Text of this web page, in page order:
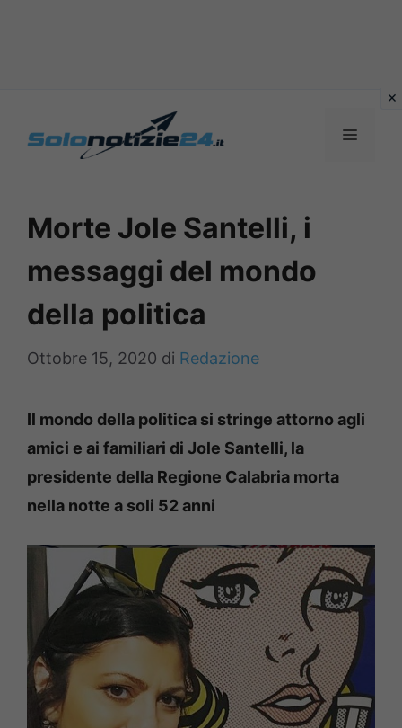
MENU
Morte Jole Santelli, i
messaggi del mondo
della politica
Ottobre 15, 2020 di Redazione
Il mondo della politica si stringe attorno agli
amici e ai familiari di Jole Santelli, la
presidente della Regione Calabria morta
nella notte a soli 52 anni